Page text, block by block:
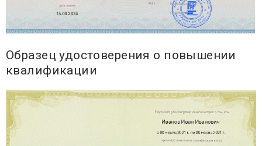
Образец удостоверения о повышении
квалификации